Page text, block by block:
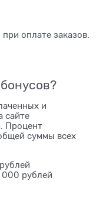
оплате заказов.
и
сайте
Процент
суммы всех
000 рублей